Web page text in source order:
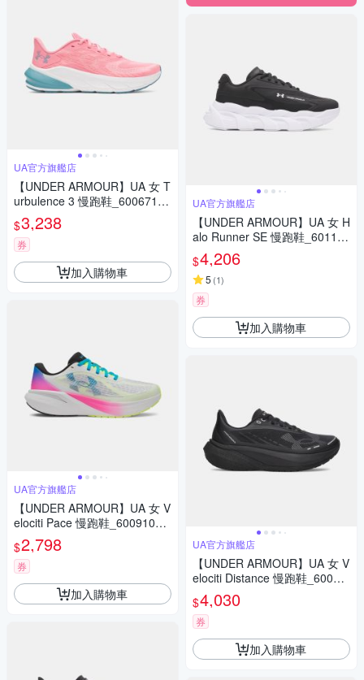
UA官方旗艦店
【UNDER ARMOUR】UA 女 T
urbulence 3 慢跑鞋_6006718-
600
$3,238
券
加入購物車
UA官方旗艦店
【UNDER ARMOUR】UA 女 V
elociti Pace 慢跑鞋_6009108-
101
$2,798
券
加入購物車
UA官方旗艦店
【UNDER ARMOUR】UA 女 H
alo Runner SE 慢跑鞋_601135
5-001
$4,206
5 (1)
券
加入購物車
UA官方旗艦店
【UNDER ARMOUR】UA 女 V
elociti Distance 慢跑鞋_60060
31-001
$4,030
券
加入購物車